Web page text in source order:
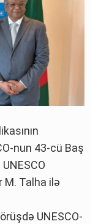
nun 43-cü Baş
M. Talha ilə
UNESCO-